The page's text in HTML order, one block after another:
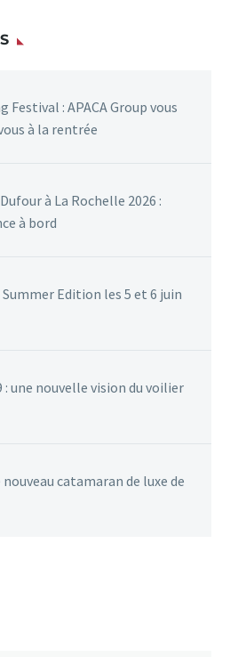
Festival : APACA Group vous
à la rentrée
à La Rochelle 2026 :
à bord
Summer Edition les 5 et 6 juin
: une nouvelle vision du voilier
nouveau catamaran de luxe de